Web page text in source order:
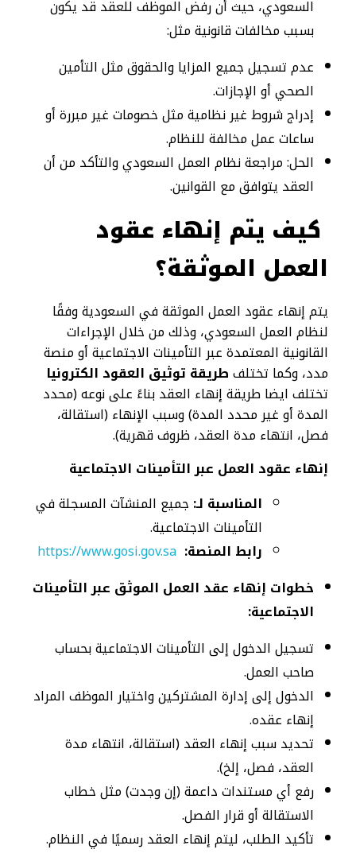
السعودي، حيث أن رفض الموظف للعقد قد يكون
بسبب مخالفات قانونية مثل:
عدم تسجيل جميع المزايا والحقوق مثل التأمين
الصحي أو الإجازات.
إدراج شروط غير نظامية مثل خصومات غير مبررة أو
ساعات عمل مخالفة للنظام.
الحل: مراجعة نظام العمل السعودي والتأكد من أن
العقد يتوافق مع القوانين.
كيف يتم إنهاء عقود
العمل الموثقة؟
يتم إنهاء عقود العمل الموثقة في السعودية وفقًا
لنظام العمل السعودي، وذلك من خلال الإجراءات
القانونية المعتمدة عبر التأمينات الاجتماعية أو منصة
مدد، وكما تختلفطريقة توثيق العقود الكترونيا
تختلف ايضا طريقة إنهاء العقد بناءً على نوعه (محدد
المدة أو غير محدد المدة) وسبب الإنهاء (استقالة،
فصل، انتهاء مدة العقد، ظروف قهرية).
إنهاء عقود العمل عبر التأمينات الاجتماعية
المناسبة لـ: جميع المنشآت المسجلة في
التأمينات الاجتماعية.
رابط المنصة: https://www.gosi.gov.sa
خطوات إنهاء عقد العمل الموثق عبر التأمينات
الاجتماعية:
تسجيل الدخول إلى التأمينات الاجتماعية بحساب
صاحب العمل.
الدخول إلى إدارة المشتركين واختيار الموظف المراد
إنهاء عقده.
تحديد سبب إنهاء العقد (استقالة، انتهاء مدة
العقد، فصل، إلخ).
رفع أي مستندات داعمة (إن وجدت) مثل خطاب
الاستقالة أو قرار الفصل.
تأكيد الطلب، ليتم إنهاء العقد رسميًا في النظام.